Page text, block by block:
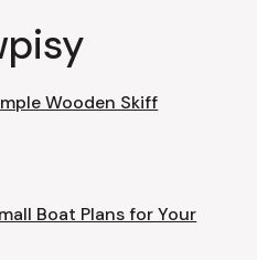
Wooden Skiff
Boat Plans for Your